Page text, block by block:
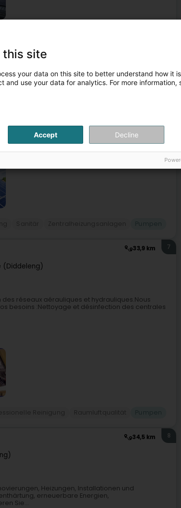
Rocha, begrüßt Sie von Montag bis Freitag von
in Diekirch.Unser Team stellt Ihnen seine Erfahrung
33,9 km
(Diddeleng)
7
des réseaux aérauliques et hydrauliques.Nous
besoins :Nettoyage et désinfection des centrales
34,5 km 8
Heizungen, Installationen und
erneuerbare Energien,
Sie...
this site
your data on this site to better understand how it
and use your data for analytics. For more information,
Accept Decline